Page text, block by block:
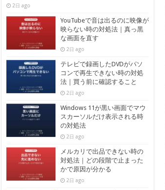
2日 ago
YouTubeで音は出るのに映像が
映らない時の対処法｜真っ黒
な画面を直す
2日 ago
テレビで録画したDVDがパソ
コンで再生できない時の対処
法｜買う前に確認すること
2日 ago
Windows 11が黒い画面でマウ
スカーソルだけ表示される時
の対処法
2日 ago
メルカリで出品できない時の
対処法｜どの段階で止まった
かで原因が分かる
2日 ago